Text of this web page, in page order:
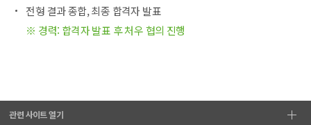
전형 결과 종합, 최종 합격자 발표
※ 경력: 합격자 발표 후 처우 협의 진행
관련 사이트 열기